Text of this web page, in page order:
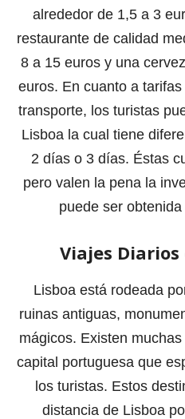
alrededor de 1,5 a 3
restaurante de calidad
8 a 15 euros y una
euros. En cuanto a
transporte, los turistas
Lisboa la cual tiene
2 días o 3 días. Éstas
pero valen la pena la
puede ser
Viajes Diarios
Lisboa está rodeada
ruinas antiguas,
mágicos. Existen
capital portuguesa que
los turistas. Estos
distancia de Lisboa